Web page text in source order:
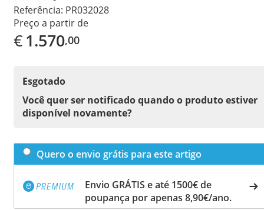
Referência: PR032028
Preço a partir de
€1.570,00
Esgotado
Você quer ser notificado quando o produto estiver
disponível novamente?
Quero o envio grátis para este artigo
Envio GRÁTIS e até 1500€ de
poupança por apenas 8,90€/ano.